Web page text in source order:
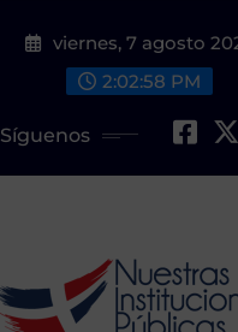
viernes, 7 agosto
2:02:58 PM
Síguenos